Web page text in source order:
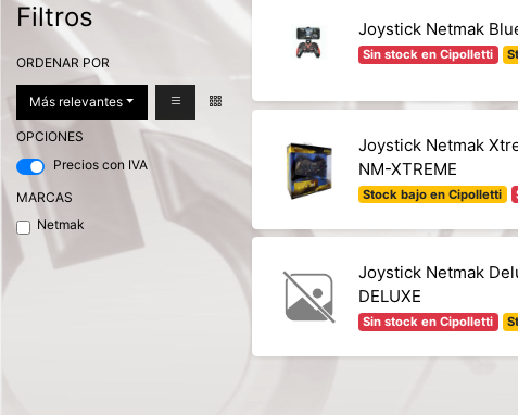
Filtros
ORDENAR POR
Más relevantes
OPCIONES
Precios con IVA
MARCAS
Netmak
Joystick Netmak
Sin stock en Cipolletti
Joystick Netmak
NM-XTREME
Stock bajo en Cipolletti
Joystick Netmak
DELUXE
Sin stock en Cipolletti